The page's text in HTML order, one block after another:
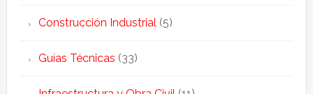
Construcción Industrial(5)
Guías Técnicas (33)